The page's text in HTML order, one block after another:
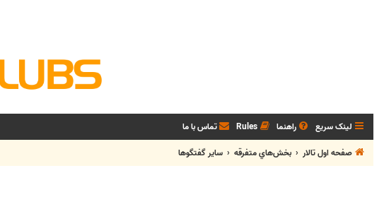
لینک سریع راهنما Rules تماس با ما
صفحه اول تالار
بخش‌‌هاي متفرقه ساير گفتگوها